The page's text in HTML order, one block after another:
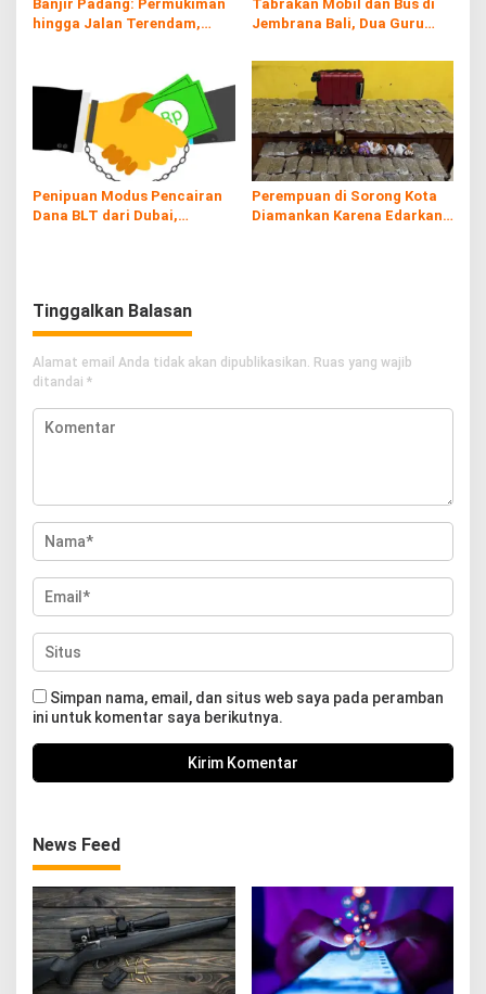
Banjir Padang: Permukiman
hingga Jalan Terendam,
Tabrakan Mobil dan Bus di
Jembrana Bali, Dua Guru
Penipuan Modus Pencairan
Dana BLT dari Dubai,
Perempuan di Sorong Kota
Diamankan Karena Edarkan
Tinggalkan Balasan
Alamat email Anda tidak akan dipublikasikan. Ruas yang wajib
ditandai *
Simpan nama, email, dan situs web saya pada peramban
ini untuk komentar saya berikutnya.
News Feed